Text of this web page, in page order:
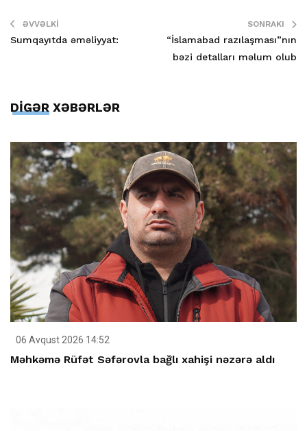
ƏVVƏLKI
Sumqayıtda əməliyyat:
SONRAKI
“İslamabad razılaşması”nın
bəzi detalları məlum olub
DİGƏR XƏBƏRLƏR
06 Avqust 2026 14:52
Məhkəmə Rüfət Səfərovla bağlı xahişi nəzərə aldı